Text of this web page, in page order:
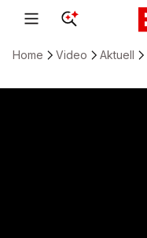
Home Video Aktuell